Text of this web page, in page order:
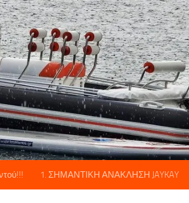
1. ΣΗΜΑΝΤΙΚΗ ΑΝΑΚΛΗΣΗ JAYKAY